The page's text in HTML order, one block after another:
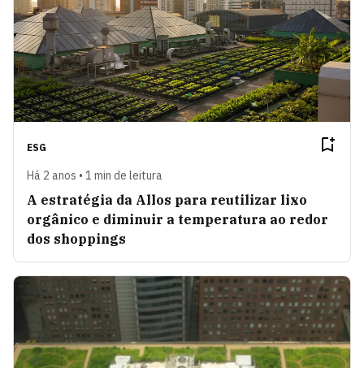
ESG
Há 2 anos • 1 min de leitura
A estratégia da Allos para reutilizar lixo
orgânico e diminuir a temperatura ao redor
dos shoppings